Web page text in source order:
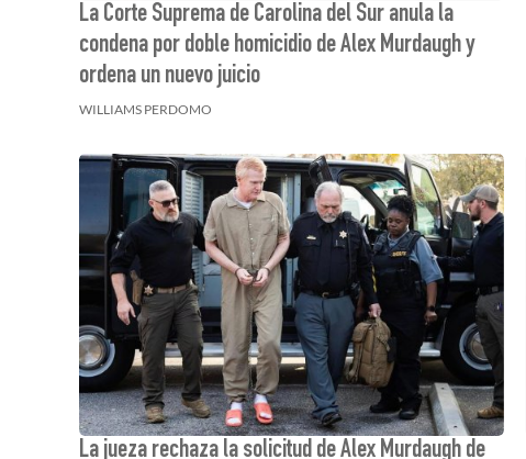
La Corte Suprema de Carolina del Sur anula la
condena por doble homicidio de Alex Murdaugh y
ordena un nuevo juicio
WILLIAMS PERDOMO
La jueza rechaza la solicitud de Alex Murdaugh de